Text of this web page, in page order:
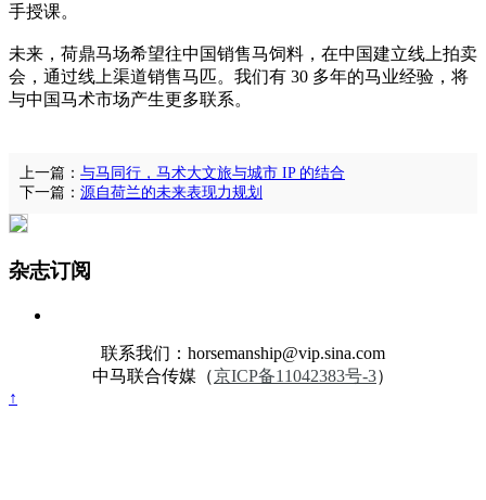
手授课。
未来，荷鼎马场希望往中国销售马饲料，在中国建立线上拍卖
会，通过线上渠道销售马匹。我们有 30 多年的马业经验，将
与中国马术市场产生更多联系。
上一篇： 与马同行，马术大文旅与城市 IP 的结合
下一篇： 源自荷兰的未来表现力规划
杂志订阅
联系我们：horsemanship@vip.sina.com
中马联合传媒（京ICP备11042383号-3）
↑